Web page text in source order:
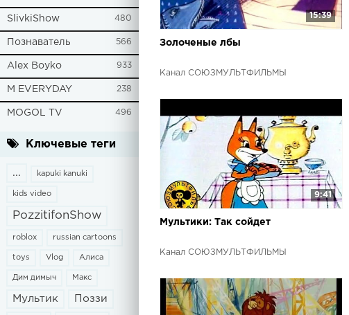
SlivkiShow 480
Познаватель 566
Alex Boyko 933
M EVERYDAY 238
MOGOL TV 496
Ключевые теги
... kapuki kanuki
kids video
PozzitifonShow
roblox russian cartoons
toys Vlog Алиса
Дим димыч Макс
Мультик Поззи
15:39
Золоченые лбы
Канал СОЮЗМУЛЬТФИЛЬМЫ
9:41
Мультики: Так сойдет
Канал СОЮЗМУЛЬТФИЛЬМЫ